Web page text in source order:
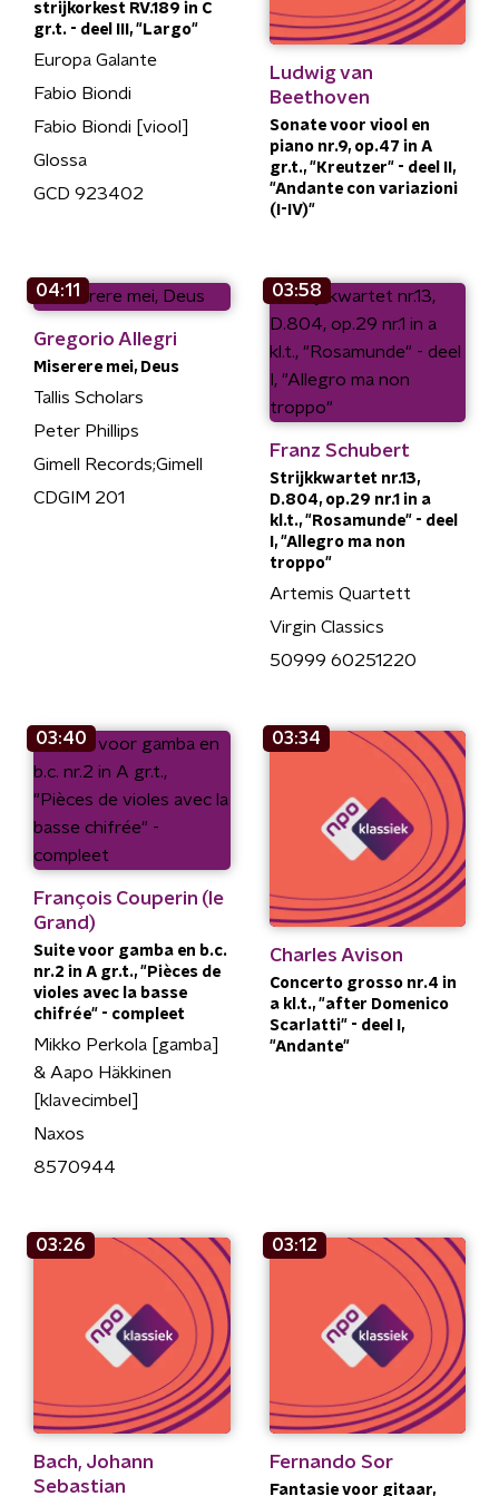
strijkorkest RV.189 in C
gr.t. - deel III, "Largo"
Europa Galante
Fabio Biondi
Fabio Biondi [viool]
Glossa
GCD 923402
Ludwig van
Beethoven
Sonate voor viool en
piano nr.9, op.47 in A
gr.t., "Kreutzer" - deel II,
"Andante con variazioni
(I-IV)"
04:11
Gregorio Allegri
Miserere mei, Deus
Tallis Scholars
Peter Phillips
Gimell Records;Gimell
CDGIM 201
03:58
Franz Schubert
Strijkkwartet nr.13,
D.804, op.29 nr.1 in a
kl.t., "Rosamunde" - deel
I, "Allegro ma non
troppo"
Artemis Quartett
Virgin Classics
50999 60251220
03:40
François Couperin (le
Grand)
Suite voor gamba en b.c.
nr.2 in A gr.t., "Pièces de
violes avec la basse
chifrée" - compleet
Mikko Perkola [gamba]
& Aapo Häkkinen
[klavecimbel]
Naxos
8570944
03:34
Charles Avison
Concerto grosso nr.4 in
a kl.t., "after Domenico
Scarlatti" - deel I,
"Andante"
03:26
Bach, Johann
Sebastian
03:12
Fernando Sor
Fantasie voor gitaar,